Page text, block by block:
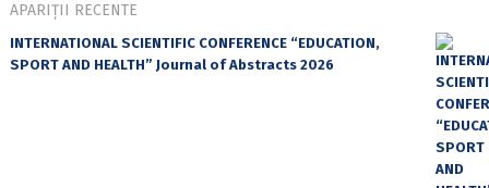
APARIȚII RECENTE
INTERNATIONAL SCIENTIFIC CONFERENCE “EDUCATION,
SPORT AND HEALTH” Journal of Abstracts 2026